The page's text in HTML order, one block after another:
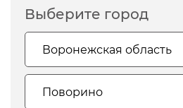
Выберите город